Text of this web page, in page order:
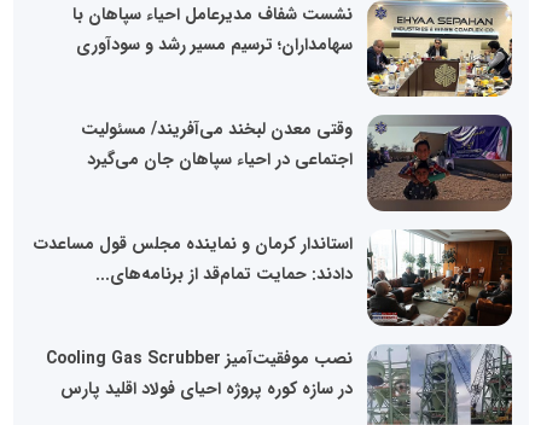
نشست شفاف مدیرعامل احیاء سپاهان با
سهامداران؛ ترسیم مسیر رشد و سودآوری
وقتی معدن لبخند می‌آفریند/ مسئولیت
اجتماعی در احیاء سپاهان جان می‌گیرد
استاندار کرمان و نماینده مجلس قول مساعدت
دادند: حمایت تمام‌قد از برنامه‌های...
نصب موفقیت‌آمیز Cooling Gas Scrubber
در سازه کوره پروژه احیای فولاد اقلید پارس